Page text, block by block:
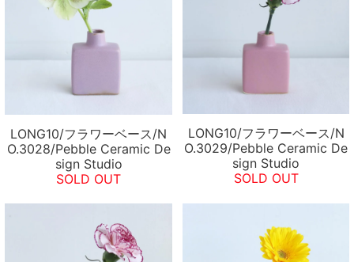
LONG10/フラワーベース/N
O.3028/Pebble Ceramic De
sign Studio
SOLD OUT
LONG10/フラワーベース/N
O.3029/Pebble Ceramic De
sign Studio
SOLD OUT